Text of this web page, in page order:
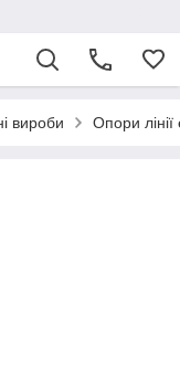
вироби Опори